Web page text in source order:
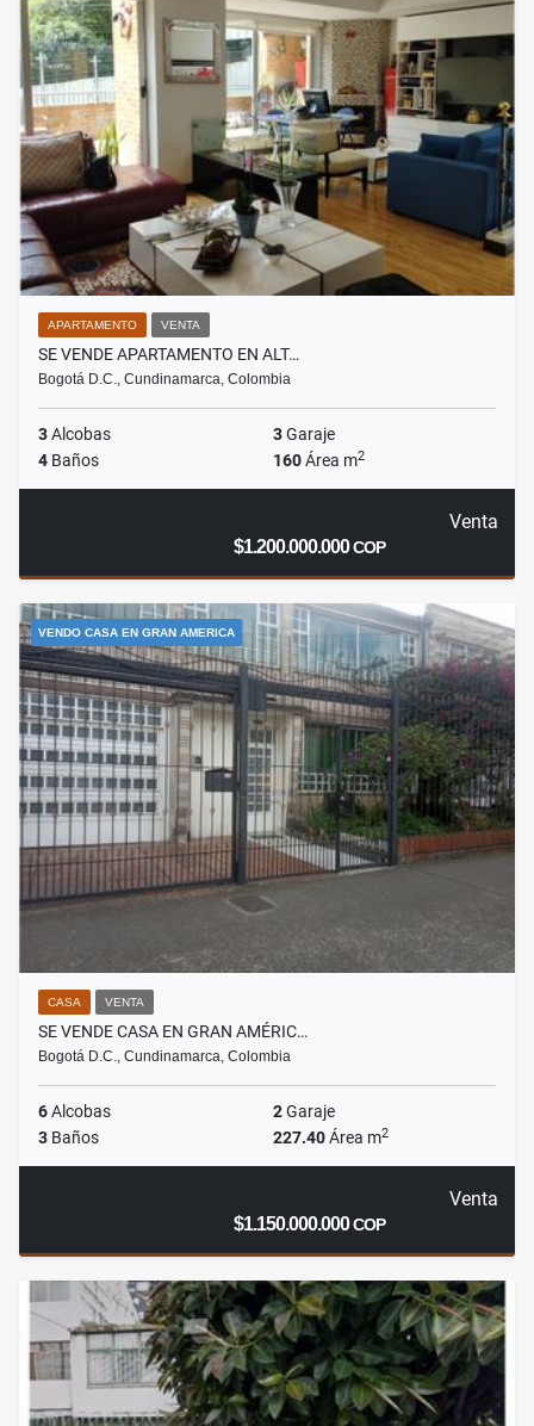
APARTAMENTO VENTA
SE VENDE APARTAMENTO EN ALT…
Bogotá D.C., Cundinamarca, Colombia
3Alcobas 3Garaje
4 Baños 160Área m2
Venta
$1.200.000.000COP
VENDO CASA EN GRAN AMERICA
CASA VENTA
SE VENDE CASA EN GRAN AMÉRIC…
Bogotá D.C., Cundinamarca, Colombia
6Alcobas 2Garaje
3 Baños 227.40Área m2
Venta
$1.150.000.000COP